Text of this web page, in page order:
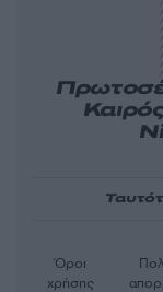
Όροι
χρήσης